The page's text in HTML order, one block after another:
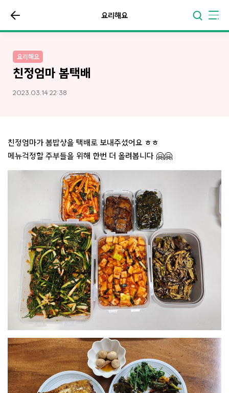
요리해요
요리해요
친정엄마 봄택배
2023.03.14 22:38
친정엄마가 봄밥상을 택배로 보내주셨어요 ㅎㅎ
메뉴걱정할 주부들을 위해 한번 더 올려봅니다 🤗🤗